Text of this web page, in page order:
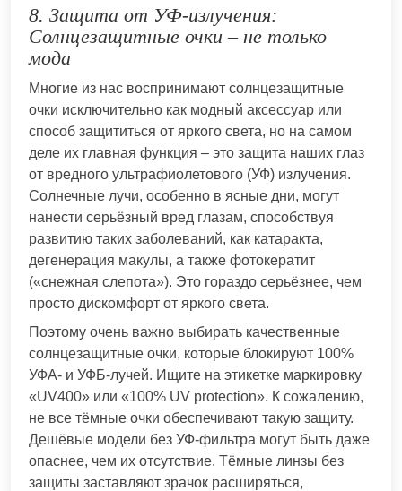
8. Защита от УФ-излучения:
Солнцезащитные очки – не только
мода
Многие из нас воспринимают солнцезащитные
очки исключительно как модный аксессуар или
способ защититься от яркого света, но на самом
деле их главная функция – это защита наших глаз
от вредного ультрафиолетового (УФ) излучения.
Солнечные лучи, особенно в ясные дни, могут
нанести серьёзный вред глазам, способствуя
развитию таких заболеваний, как катаракта,
дегенерация макулы, а также фотокератит
(«снежная слепота»). Это гораздо серьёзнее, чем
просто дискомфорт от яркого света.
Поэтому очень важно выбирать качественные
солнцезащитные очки, которые блокируют 100%
УФА- и УФБ-лучей. Ищите на этикетке маркировку
«UV400» или «100% UV protection». К сожалению,
не все тёмные очки обеспечивают такую защиту.
Дешёвые модели без УФ-фильтра могут быть даже
опаснее, чем их отсутствие. Тёмные линзы без
защиты заставляют зрачок расширяться,